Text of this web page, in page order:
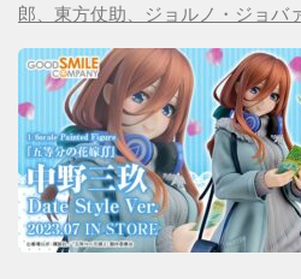
郎、東方仗助、ジョルノ・ジョバ